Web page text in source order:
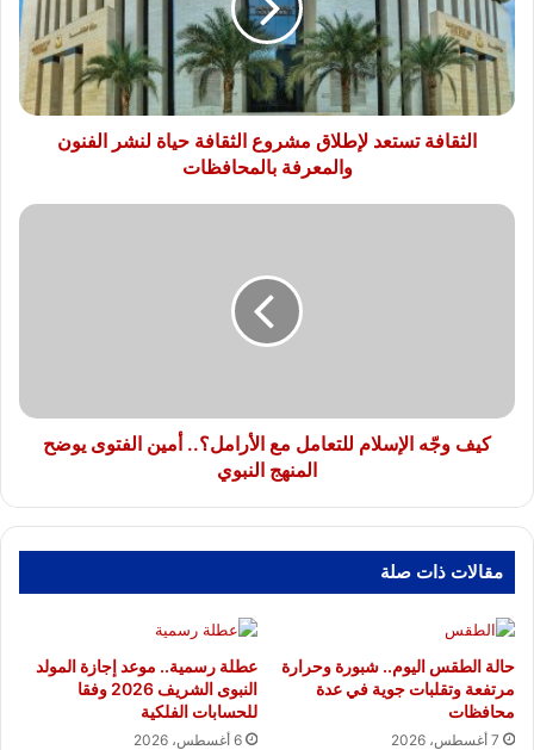
الثقافة
حياة
لنشر
الفنون
والمعرفة
بالمحافظات
الثقافة تستعد لإطلاق مشروع الثقافة حياة لنشر الفنون
والمعرفة بالمحافظات
كيف
يوضح
المنهجكيف وجّه الإسلام للتعامل مع الأرامل؟.. أمين الفتوى يوضح
المنهج النبوي
مقالات ذات صلة
حالة الطقس اليوم.. شبورة وحرارة
مرتفعة وتقلبات جوية في عدة
محافظات
7 أغسطس، 2026
عطلة رسمية.. موعد إجازة المولد
النبوى الشريف 2026 وفقا
للحسابات الفلكية
6 أغسطس، 2026